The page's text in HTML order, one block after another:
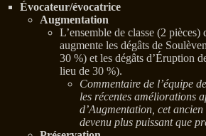
Évocateur/évocatrice
Augmentation
L’ensemble de classe (2 pièces)
augmente les dégâts de
30 %) et les dégâts d’Éruption
lieu de 30 %).
Commentaire de l’équipe
les récentes améliorations
d’Augmentation, cet
devenu plus puissant que